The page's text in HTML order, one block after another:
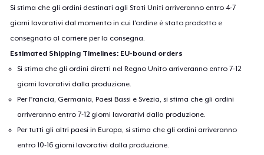
Si stima che gli ordini destinati agli Stati Uniti arriveranno entro 4-7
giorni lavorativi dal momento in cui l'ordine è stato prodotto e
consegnato al corriere per la consegna.
Estimated Shipping Timelines: EU-bound orders
Si stima che gli ordini diretti nel Regno Unito arriveranno entro 7-12
giorni lavorativi dalla produzione.
Per Francia, Germania, Paesi Bassi e Svezia, si stima che gli ordini
arriveranno entro 7-12 giorni lavorativi dalla produzione.
Per tutti gli altri paesi in Europa, si stima che gli ordini arriveranno
entro 10-16 giorni lavorativi dalla produzione.